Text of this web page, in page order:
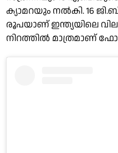
ക്യാമറയും നല്‍കി. 16 ജി.ബി
രൂപയാണ് ഇന്ത്യയിലെ
നിറത്തില്‍ മാത്രമാണ്